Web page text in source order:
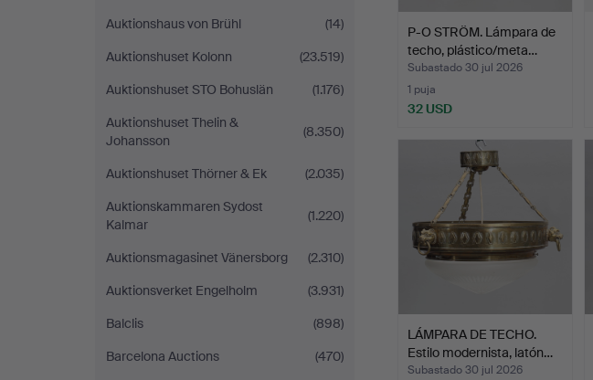
Auktionshaus von Brühl
(14)
Auktionshuset Kolonn
(23.519)
Auktionshuset STO Bohuslän
(1.176)
Auktionshuset Thelin &
Johansson
(8.350)
Auktionshuset Thörner & Ek
(2.035)
Auktionskammaren Sydost
Kalmar
(1.220)
Auktionsmagasinet Vänersborg
(2.310)
Auktionsverket Engelholm
(3.931)
Balclis
(898)
Barcelona Auctions
(470)
P-O STRÖM. Lámpara de
techo, plástico/meta…
Subastado 30 jul 2026
1 puja
32 USD
LÁMPARA DE TECHO.
Estilo modernista, latón…
Subastado 30 jul 2026